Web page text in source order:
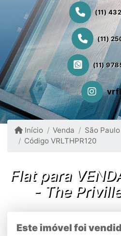
(11)
(11)
(11)
Início Venda São
Código VRLTHPR120
Flat para
- The
Este imóvel foi